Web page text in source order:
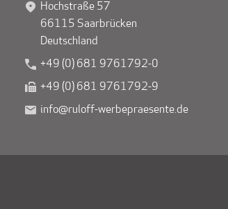
Hochstraße 57
66115 Saarbrücken
Deutschland
+49 (0) 681 9761792-0
+49 (0) 681 9761792-9
info@ruloff-werbepraesente.de